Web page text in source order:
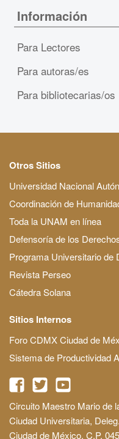
Información
Para Lectores
Para autoras/es
Para bibliotecarias/os
Otros Sitios
Universidad Nacional
Coordinación de
Toda la UNAM en línea
Defensoría de los
Programa Universitario
Revista Perseo
Cátedra Solana
Sitios Internos
Foro CDMX Ciudad de
Sistema de Productividad
Circuito Maestro Mario de
Ciudad Universitaria,
Ciudad de México, C.P.